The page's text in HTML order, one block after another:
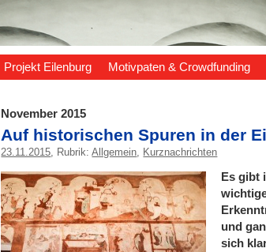
Projekt Eilenburg Motivpaten & Crowdfunding
November 2015
Auf historischen Spuren in der
23.11.2015, Rubrik:Allgemein, Kurznachrichten
Es gibt
und
sich